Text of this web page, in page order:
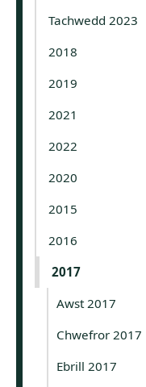
Tachwedd 2023
2018
2019
2021
2022
2020
2015
2016
2017
Awst 2017
Chwefror 2017
Ebrill 2017